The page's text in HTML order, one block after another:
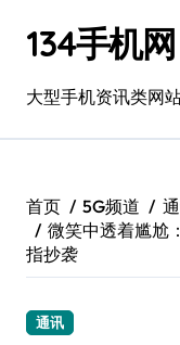
134手机网
大型手机资讯类网
首页 5G频道
微笑中透着尴尬
指抄袭
通讯